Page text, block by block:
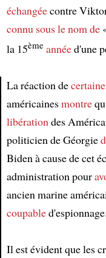
échangéecontre
connu sous le nom de
la 15ème annéed'une
La réaction de
américainesmontre
libérationdes
politicien de Géorgie
Biden à cause de cet
administration pour
ancien marine
coupabled'espionnage.
Il est évident que les